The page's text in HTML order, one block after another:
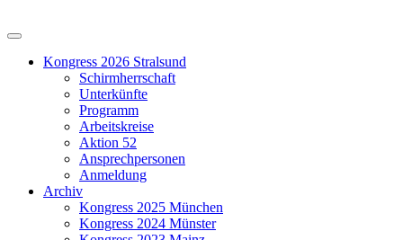
Kongress 2026 Stralsund
Schirmherrschaft
Unterkünfte
Programm
Arbeitskreise
Aktion 52
Ansprechpersonen
Anmeldung
Archiv
Kongress 2025 München
Kongress 2024 Münster